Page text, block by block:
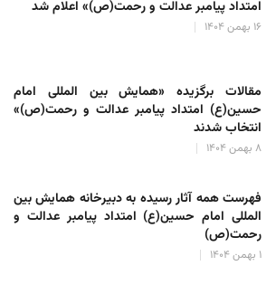
امتداد پیامبر عدالت و رحمت(ص)» اعلام شد
۱۶ بهمن ۱۴۰۴
مقالات برگزیده «همایش بین المللی امام
حسین(ع) امتداد پیامبر عدالت و رحمت(ص)»
انتخاب شدند
۸ بهمن ۱۴۰۴
فهرست همه آثار رسیده به دبیرخانه همایش بین
المللی امام حسین(ع) امتداد پیامبر عدالت و
رحمت(ص)
۱ بهمن ۱۴۰۴